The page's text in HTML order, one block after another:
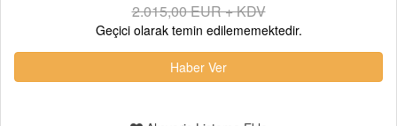
2.015,00 EUR + KDV
Geçici olarak temin edilememektedir.
Haber Ver